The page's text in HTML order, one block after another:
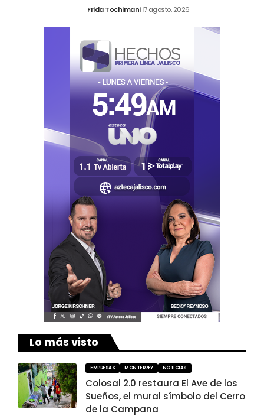
Frida Tochimani 7 agosto, 2026
Lo más visto
EMPRESAS MONTERREY NOTICIAS
Colosal 2.0 restaura El Ave de los
Sueños, el mural símbolo del Cerro
de la Campana